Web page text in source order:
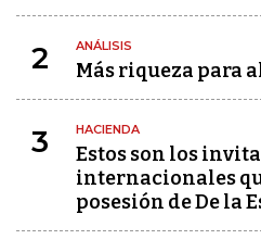
2 ANÁLISIS
Más riqueza para
3 HACIENDA
Estos son los
internacionales
posesión de De la